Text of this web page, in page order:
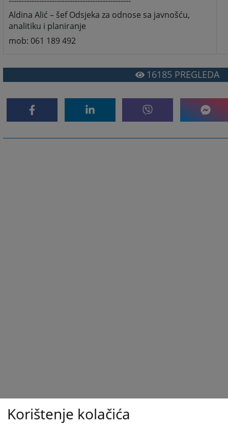
Aldina Alić – šef Odsjeka za odnose sa javnošću,
analitiku i planiranje
mob: 061 189 492
16185 PREGLEDA
Korištenje kolačića